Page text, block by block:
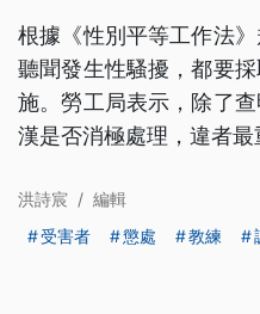
根據《性別平等工作法
聽聞發生性騷擾，都要
施。勞工局表示，除了
漢是否消極處理，違者最
洪詩宸 / 編輯
受害者
懲處 教練